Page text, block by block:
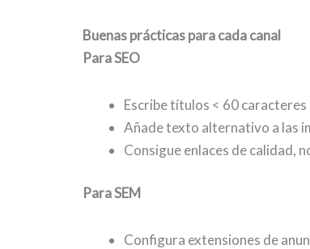
Buenas prácticas para cada canal
Para SEO
Escribe títulos < 60
Añade texto alternativo a las
Consigue enlaces de calidad,
Para SEM
Configura extensiones de